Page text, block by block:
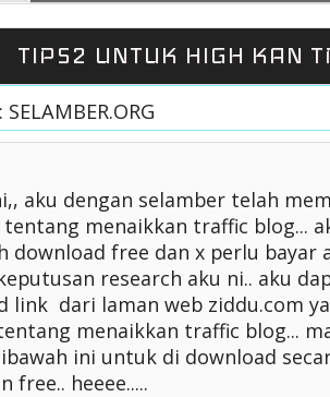
TIPS2 UNTUK HIGH KAN
SELAMBER.ORG
aku dengan selamber telah
tentang menaikkan traffic blog...
download free dan x perlu bayar
research aku ni.. aku
link dari laman web ziddu.com
menaikkan traffic blog...
ini untuk di download
free.. heeee.....